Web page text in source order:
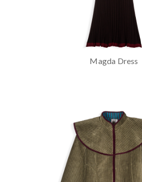
Magda Dress